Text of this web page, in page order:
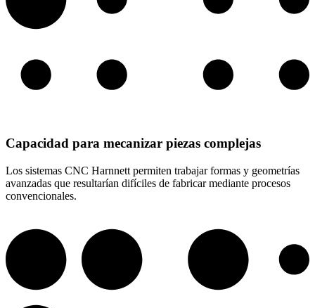
Capacidad para mecanizar piezas complejas
Los sistemas CNC Harnnett permiten trabajar formas y geometrías
avanzadas que resultarían difíciles de fabricar mediante procesos
convencionales.